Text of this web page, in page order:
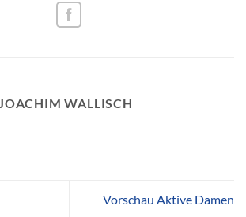
JOACHIM WALLISCH
Vorschau Aktive Damen